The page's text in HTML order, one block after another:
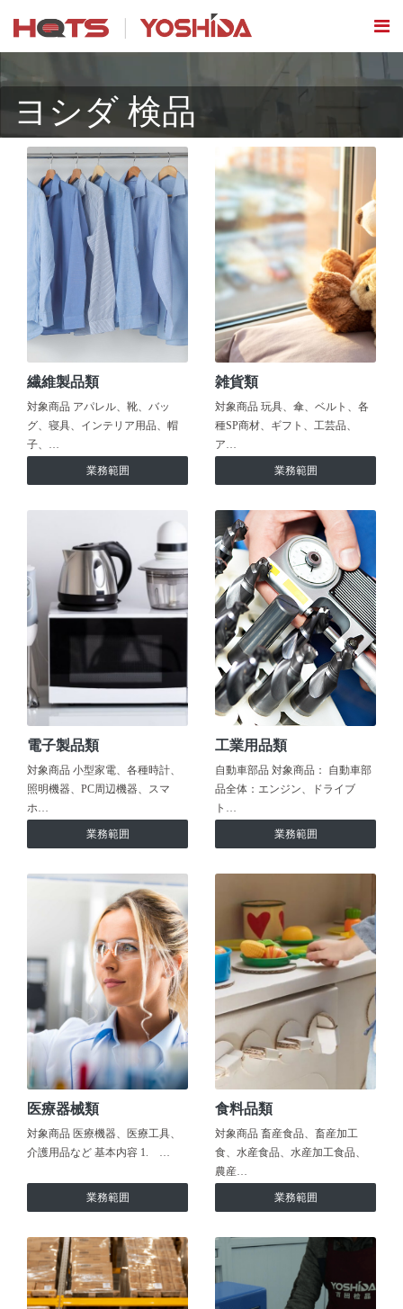
ヨシダ 検品
繊維製品類
対象商品 アパレル、靴、バッ
グ、寝具、インテリア用品、帽
子、…
業務範囲
雑貨類
対象商品 玩具、傘、ベルト、各
種SP商材、ギフト、工芸品、
ア…
業務範囲
電子製品類
対象商品 小型家電、各種時計、
照明機器、PC周辺機器、スマ
ホ…
業務範囲
工業用品類
自動車部品 対象商品： 自動車部
品全体：エンジン、ドライブ
ト…
業務範囲
医療器械類
対象商品 医療機器、医療工具、
介護用品など 基本内容 1. …
業務範囲
食料品類
対象商品 畜産食品、畜産加工
食、水産食品、水産加工食品、
農産…
業務範囲